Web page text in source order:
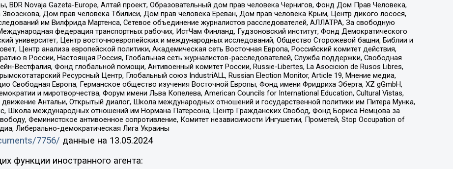
BDR Novaja Gazeta-Europe, Алтай проект, Образовательный дом прав человека Чернигов, Фонд Дом Прав Человека,
Дом прав человека Тбилиси, Дом прав человека Ереван, Дом прав человека Крым, Центр дикого лосося,
им Вилфрида Мартенса, Сетевое объединение журналистов расследователей, АЛЛАТРА, За свободную
федерация транспортных рабочих, ИстЧам Финланд, Гудзоновский институт, Фонд Демократического
университет, Центр восточноевропейских и международных исследований, Общество Сторожевой башни, Библии и
Центр анализа европейской политики, Академическая сеть Восточная Европа, Российский комитет действия,
в России, Настоящая Россия, Глобальная сеть журналистов-расследователей, Служба поддержки, Свободная
Вестфалия, Фонд глобальной помощи, Антивоенный комитет России, Russie-Libertes, La Asocicion de Rusos Libres,
Ресурсный Центр, Глобальный союз IndustriALL, Russian Election Monitor, Article 19, Мнение медиа,
Свободная Европа, Германское общество изучения Восточной Европы, Фонд имени Фридриха Эберта, XZ gGmbH,
и миротворчества, Форум имени Льва Копелева, American Councils for International Education, Cultural Vistas,
Антальи, Открытый диалог, Школа международных отношений и государственной политики им Питера Мунка,
Школа международных отношений им Нормана Патерсона, Центр Гражданских Свобод, Фонд Бориса Немцова за
Феминистское антивоенное сопротивление, Комитет независимости Ингушетии, Прометей, Stop Occupation of
Либерально-демократическая Лига Украины
7756/ данные на 13.05.2024
функции иностранного агента: